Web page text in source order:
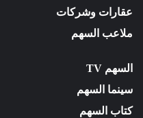
عقارات وشركات
ملاعب السهم
السهم TV
سينما السهم
كتاب السهم